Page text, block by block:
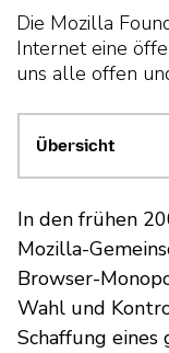
Magazin
Die Mozilla
Internet eine
uns alle offen
Übersicht
In den frühen
Mozilla-
Browser-
Wahl und
Schaffung